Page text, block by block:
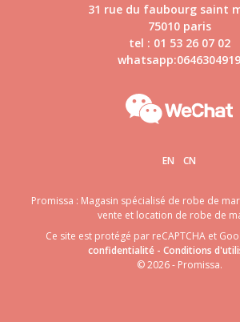
31 rue du faubourg saint
75010 paris
tel : 01 53 26 07 02
whatsapp:0646304919
EN CN
Promissa : Magasin spécialisé de robe de
vente et location de robe de
Ce site est protégé par reCAPTCHA et
confidentialité - Conditions
© 2026 - Promissa.